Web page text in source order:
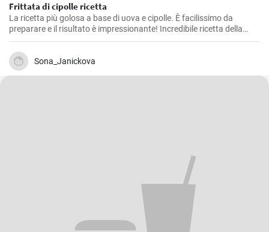
Frittata di cipolle ricetta
La ricetta più golosa a base di uova e cipolle. È facilissimo da
preparare e il risultato è impressionante! Incredibile ricetta della
frittata che tutti dovrebbero provare. Nuova ricetta per la colazione
in 10 minuti!
Sona_Janickova